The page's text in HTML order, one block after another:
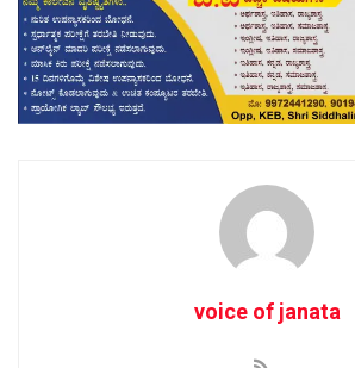
voice of janata